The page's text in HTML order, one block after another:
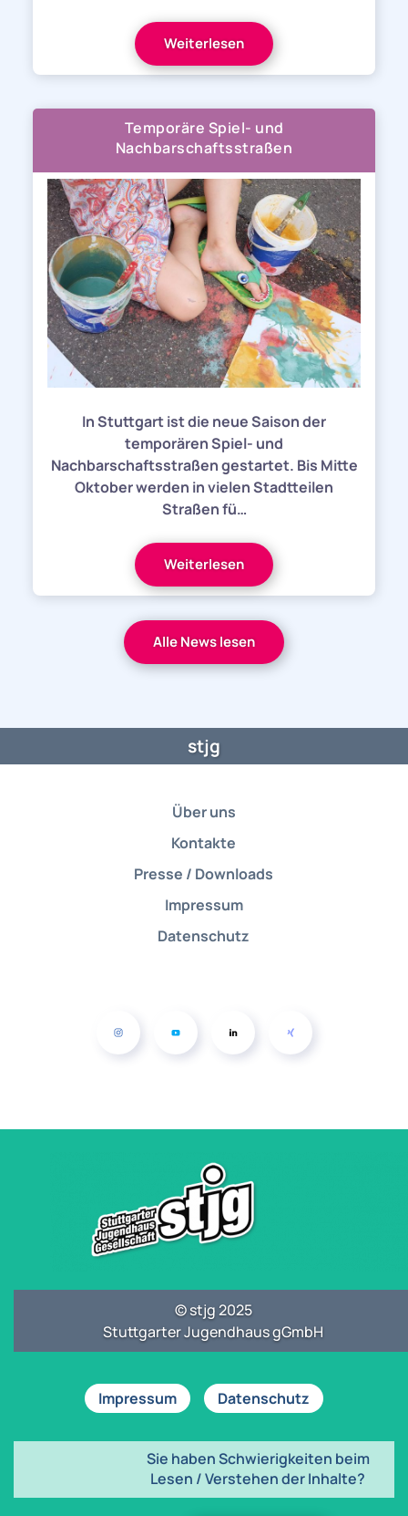
Weiterlesen
Temporäre Spiel- und
Nachbarschaftsstraßen
In Stuttgart ist die neue Saison der
temporären Spiel- und
Nachbarschaftsstraßen gestartet. Bis Mitte
Oktober werden in vielen Stadtteilen
Straßen fü…
Weiterlesen
Alle News lesen
stjg
Über uns
Kontakte
Presse / Downloads
Impressum
Datenschutz
© stjg 2025
Stuttgarter Jugendhaus gGmbH
Impressum Datenschutz
Sie haben Schwierigkeiten beim
Lesen / Verstehen der Inhalte?